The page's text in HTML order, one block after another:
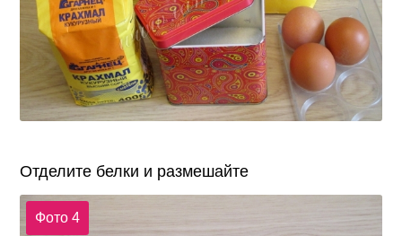
Отделите белки и размешайте
Фото 4